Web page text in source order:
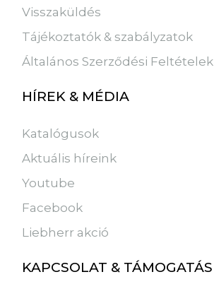
Visszaküldés
Tájékoztatók & szabályzatok
Általános Szerződési Feltételek
HÍREK & MÉDIA
Katalógusok
Aktuális híreink
Youtube
Facebook
Liebherr akció
KAPCSOLAT & TÁMOGATÁS